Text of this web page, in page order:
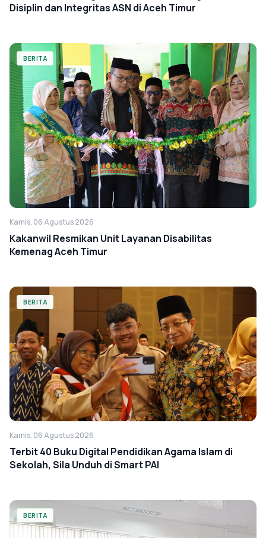
Disiplin dan Integritas ASN di Aceh Timur
BERITA
Kamis, 06 Agustus 2026
Kakanwil Resmikan Unit Layanan Disabilitas
Kemenag Aceh Timur
BERITA
Kamis, 06 Agustus 2026
Terbit 40 Buku Digital Pendidikan Agama Islam di
Sekolah, Sila Unduh di Smart PAI
BERITA